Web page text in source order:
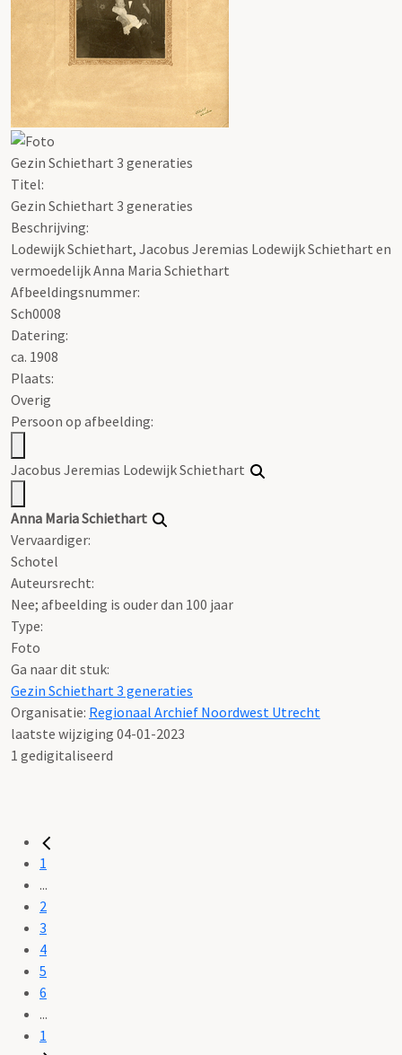
Gezin Schiethart 3 generaties
Titel:
Gezin Schiethart 3 generaties
Beschrijving:
Lodewijk Schiethart, Jacobus Jeremias Lodewijk Schiethart en
vermoedelijk Anna Maria Schiethart
Afbeeldingsnummer:
Sch0008
Datering:
ca. 1908
Plaats:
Overig
Persoon op afbeelding:
Jacobus Jeremias Lodewijk Schiethart
Anna Maria Schiethart
Vervaardiger:
Schotel
Auteursrecht:
Nee; afbeelding is ouder dan 100 jaar
Type:
Foto
Ga naar dit stuk:
Gezin Schiethart 3 generaties
Organisatie: Regionaal Archief Noordwest Utrecht
laatste wijziging 04-01-2023
1 gedigitaliseerd
1
...
2
3
4
5
6
...
1